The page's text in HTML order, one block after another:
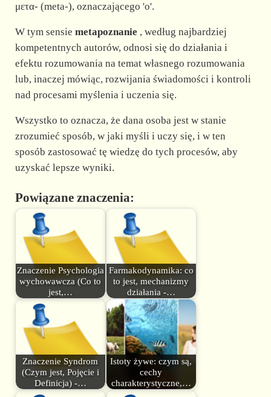
μετα- (meta-), oznaczającego 'o'.
W tym sensie metapoznanie , według najbardziej
kompetentnych autorów, odnosi się do działania i
efektu rozumowania na temat własnego rozumowania
lub, inaczej mówiąc, rozwijania świadomości i kontroli
nad procesami myślenia i uczenia się.
Wszystko to oznacza, że dana osoba jest w stanie
zrozumieć sposób, w jaki myśli i uczy się, i w ten
sposób zastosować tę wiedzę do tych procesów, aby
uzyskać lepsze wyniki.
Powiązane znaczenia:
Znaczenie Psychologia
wychowawcza (Co to
jest,…
Farmakodynamika: co
to jest, mechanizmy
działania -…
Znaczenie Syndrom
(Czym jest, Pojęcie i
Definicja) -…
Istoty żywe: czym są,
cechy
charakterystyczne,…